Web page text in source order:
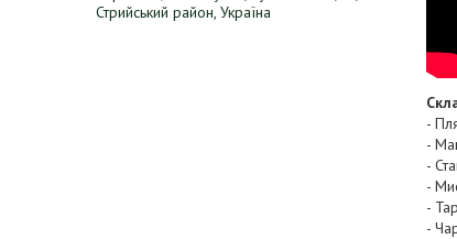
Стрийський район, Україна
-
-
-
-
-
-